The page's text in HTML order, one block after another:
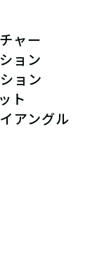
ャー
ョン
ョン
ト
アングル